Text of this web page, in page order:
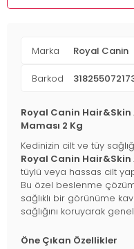
Marka Royal Canin
Barkod
Royal Canin Hair&Skin
Maması 2 Kg
Kedinizin cilt ve tüy
Royal Canin Hair&Skin
tüylü veya hassas cilt
Bu özel beslenme
sağlıklı bir görünüme
sağlığını koruyarak
Öne Çıkan Özellikler